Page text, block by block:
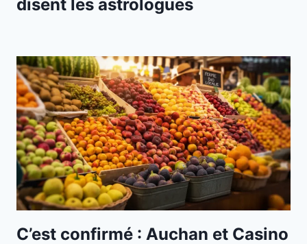
disent les astrologues
C’est confirmé : Auchan et Casino